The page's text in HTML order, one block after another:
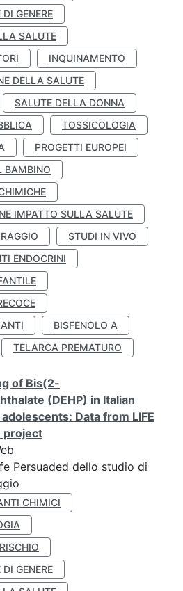
DI GENERE
SALUTE
INQUINAMENTO
DELLA SALUTE
SALUTE DELLA DONNA
TOSSICOLOGIA
PROGETTI EUROPEI
BAMBINO
IMPATTO SULLA SALUTE
STUDI IN VIVO
ENDOCRINI
BISFENOLO A
TELARCA PREMATURO
of Bis(2-
(DEHP) in Italian
Data from LIFE
project
Persuaded dello studio di
CHIMICI
DI GENERE